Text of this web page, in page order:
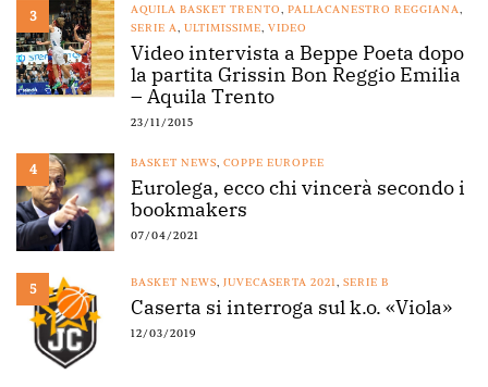
3 AQUILA BASKET TRENTO, PALLACANESTRO REGGIANA,
SERIE A, ULTIMISSIME, VIDEO
Video intervista a Beppe Poeta dopo
la partita Grissin Bon Reggio Emilia
– Aquila Trento
23/11/2015
4 BASKET NEWS, COPPE EUROPEE
Eurolega, ecco chi vincerà secondo i
bookmakers
07/04/2021
5 BASKET NEWS, JUVECASERTA 2021, SERIE B
Caserta si interroga sul k.o. «Viola»
12/03/2019